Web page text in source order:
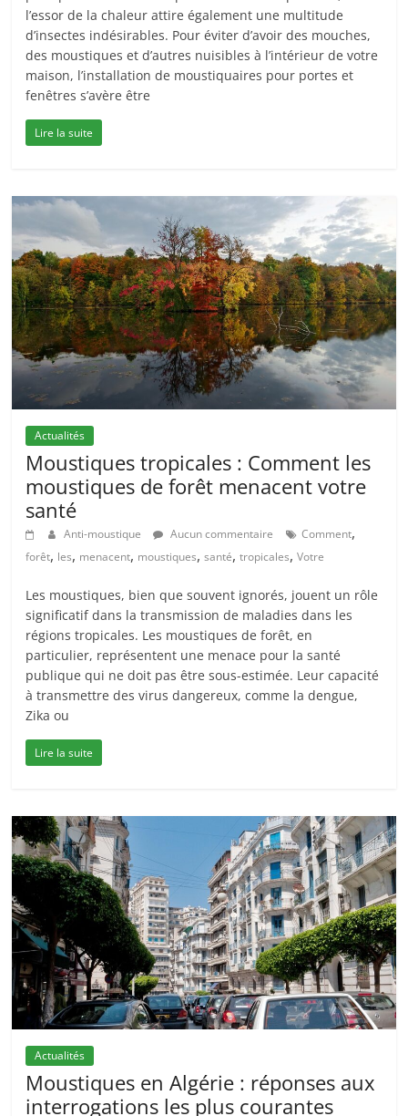
l’essor de la chaleur attire également une multitude
d’insectes indésirables. Pour éviter d’avoir des mouches,
des moustiques et d’autres nuisibles à l’intérieur de votre
maison, l’installation de moustiquaires pour portes et
fenêtres s’avère être
Lire la suite
Actualités
Moustiques tropicales : Comment les
moustiques de forêt menacent votre
santé
Anti-moustique Aucun commentaire Comment,
forêt, les, menacent, moustiques,santé,tropicales,Votre
Les moustiques, bien que souvent ignorés, jouent un rôle
significatif dans la transmission de maladies dans les
régions tropicales. Les moustiques de forêt, en
particulier, représentent une menace pour la santé
publique qui ne doit pas être sous-estimée. Leur capacité
à transmettre des virus dangereux, comme la dengue,
Zika ou
Lire la suite
Actualités
Moustiques en Algérie : réponses aux
interrogations les plus courantes